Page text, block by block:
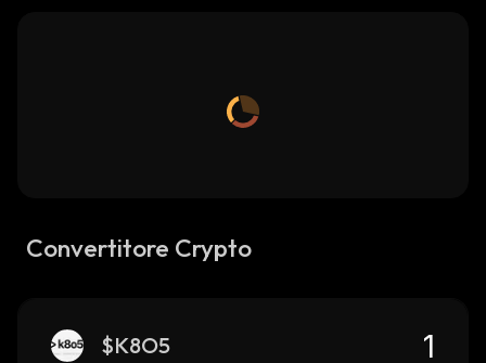
Convertitore Crypto
$K8O5